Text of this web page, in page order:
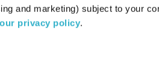
and marketing) subject to your
our privacy policy.